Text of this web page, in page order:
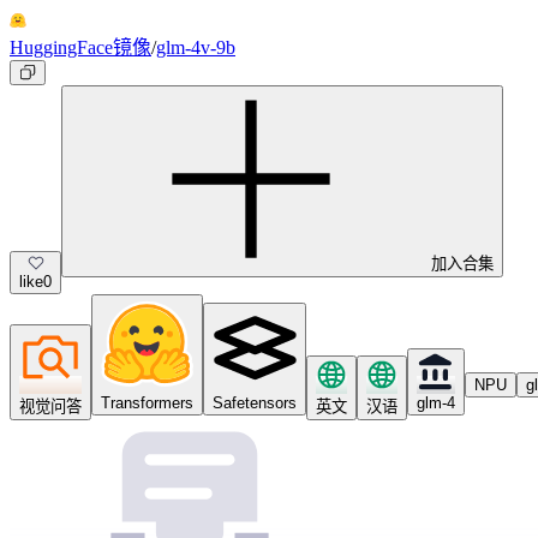
HuggingFace镜像/glm-4v-9b
like0
加入合集
视觉问答 Transformers Safetensors 英文 汉语 glm-4
NPU